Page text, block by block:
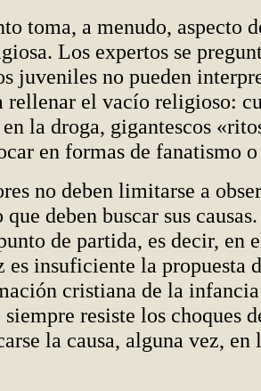
toma, a menudo, aspecto
Los expertos se
juveniles no pueden
rellenar el vacío religioso:
la droga, gigantescos
en formas de fanatismo
no deben limitarse a
deben buscar sus
de partida, es decir, en
insuficiente la propuesta
cristiana de la
resiste los choques
la causa, alguna vez, en